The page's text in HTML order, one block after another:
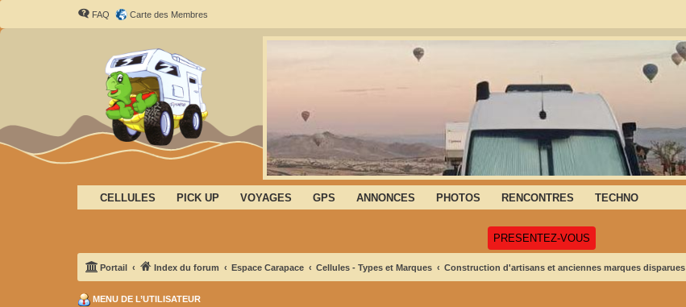
FAQ Carte des Membres
CELLULES PICK UP VOYAGES GPS ANNONCES PHOTOS RENCONTRES TECHNO
PRESENTEZ-VOUS
Portail Index du forum Espace Carapace Cellules - Types et Marques Construction d'artisans et anciennes marques disparues
MENU DE L’UTILISATEUR